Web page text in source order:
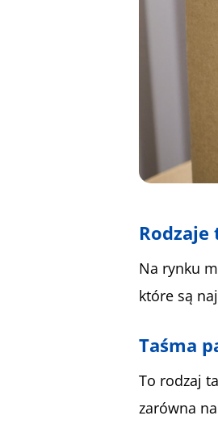
Na rynku
które są
Taśma
To rodzaj
zarówna